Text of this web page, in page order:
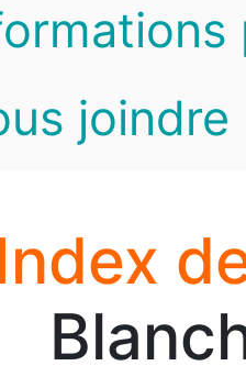
joindre